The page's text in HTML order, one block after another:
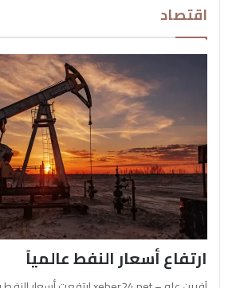
اقتصاد
ارتفاع أسعار النفط عالمياً